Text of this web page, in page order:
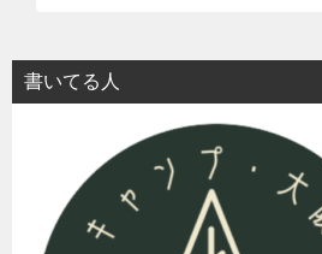
シ
書いてる人